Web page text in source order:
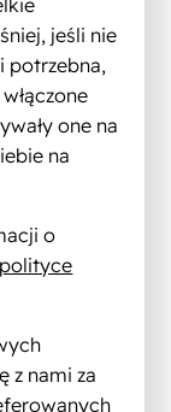
jeśli nie
potrzebna,
one na
na
o
z nami za